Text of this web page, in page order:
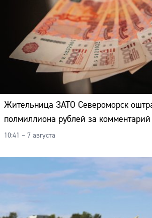
Жительница ЗАТО Североморск
полмиллиона рублей за
10:41 – 7 августа